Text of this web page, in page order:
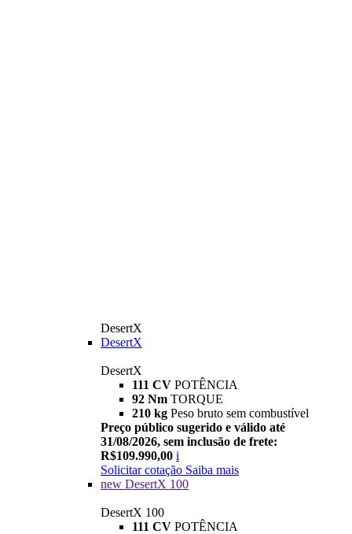
DesertX
DesertX
DesertX
111 CV POTÊNCIA
92 Nm TORQUE
210 kg Peso bruto sem combustível
Preço público sugerido e válido até
31/08/2026, sem inclusão de frete:
R$109.990,00 i
Solicitar cotação Saiba mais
new DesertX 100
DesertX 100
111 CV POTÊNCIA